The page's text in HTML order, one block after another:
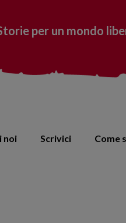
per un mondo
noi Scrivici Come